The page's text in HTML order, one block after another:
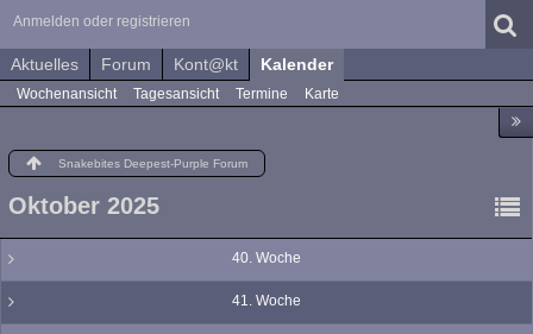
Anmelden oder registrieren
Aktuelles Forum Kont@kt Kalender
Wochenansicht Tagesansicht Termine Karte
Snakebites Deepest-Purple Forum
Oktober 2025
40. Woche
41. Woche